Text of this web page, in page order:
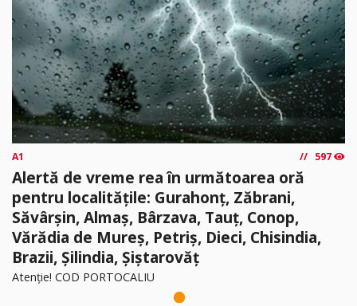
A1 597
Alertă de vreme rea în următoarea oră
pentru localitățile: Gurahonț, Zăbrani,
Săvârșin, Almaș, Bârzava, Tauț, Conop,
Vărădia de Mureș, Petriș, Dieci, Chisindia,
Brazii, Șilindia, Șiștarovăț
Atenție! COD PORTOCALIU